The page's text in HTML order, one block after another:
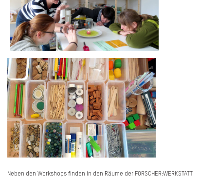
Neben den Workshops finden in den Räume der FORSCHER:WERKSTATT